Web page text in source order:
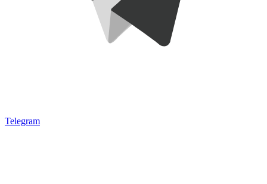
Telegram